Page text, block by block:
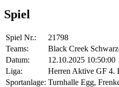
Spiel
Spiel Nr.:
21798
Teams:
Black Creek
Datum:
12.10.2025 10:50:00
Liga:
Herren Aktive GF 4.
Sportanlage: Turnhalle Egg,